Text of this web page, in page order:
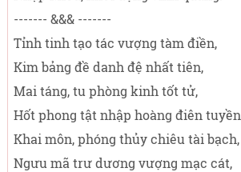
------- &&& -------
Tỉnh tinh tạo tác vượng tàm điền,
Kim bảng đề danh đệ nhất tiên,
Mai táng, tu phòng kinh tốt tử,
Hốt phong tật nhập hoàng điên tuyền
Khai môn, phóng thủy chiêu tài bạch,
Ngưu mã trư dương vượng mạc cát,